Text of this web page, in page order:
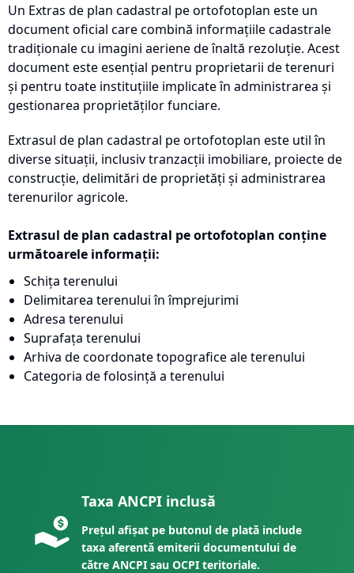
Un Extras de plan cadastral pe ortofotoplan este un
document oficial care combină informațiile cadastrale
tradiționale cu imagini aeriene de înaltă rezoluție. Acest
document este esențial pentru proprietarii de terenuri
și pentru toate instituțiile implicate în administrarea și
gestionarea proprietăților funciare.
Extrasul de plan cadastral pe ortofotoplan este util în
diverse situații, inclusiv tranzacții imobiliare, proiecte de
construcție, delimitări de proprietăți și administrarea
terenurilor agricole.
Extrasul de plan cadastral pe ortofotoplan conține
următoarele informații:
Schița terenului
Delimitarea terenului în împrejurimi
Adresa terenului
Suprafața terenului
Arhiva de coordonate topografice ale terenului
Categoria de folosință a terenului
Taxa ANCPI inclusă
Prețul afișat pe butonul de plată include
taxa aferentă emiterii documentului de
către ANCPI sau OCPI teritoriale.